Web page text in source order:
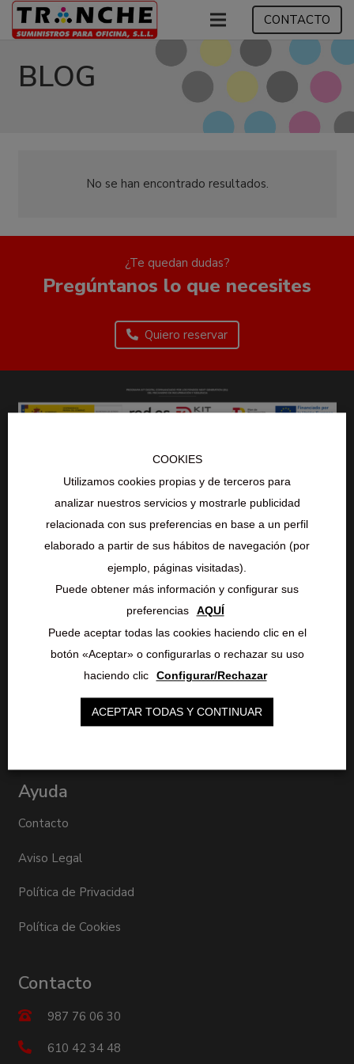
CONTACTO
BLOG
No se han encontrado resultados.
¿Te quedan dudas?
Pregúntanos lo que necesites
Quiero reservar
Servicios
Venta Nuevas
Mantenimiento
Ayuda
Contacto
Aviso Legal
Política de Privacidad
Política de Cookies
Contacto
987 76 06 30
610 42 34 48
COOKIES
Utilizamos cookies propias y de terceros para
analizar nuestros servicios y mostrarle publicidad
relacionada con sus preferencias en base a un perfil
elaborado a partir de sus hábitos de navegación (por
ejemplo, páginas visitadas).
Puede obtener más información y configurar sus
preferencias
AQUÍ
Puede aceptar todas las cookies haciendo clic en el
botón «Aceptar» o configurarlas o rechazar su uso
haciendo clic
Configurar/Rechazar
ACEPTAR TODAS Y CONTINUAR